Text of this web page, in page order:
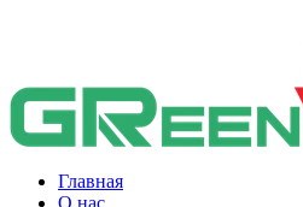
Главная
О нас